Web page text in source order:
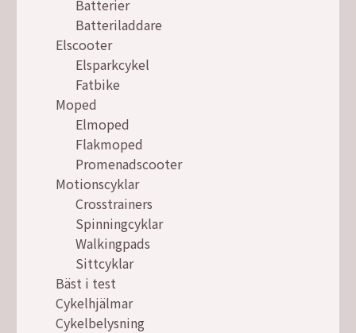
Batterier
Batteriladdare
Elscooter
Elsparkcykel
Fatbike
Moped
Elmoped
Flakmoped
Promenadscooter
Motionscyklar
Crosstrainers
Spinningcyklar
Walkingpads
Sittcyklar
Bäst i test
Cykelhjälmar
Cykelbelysning